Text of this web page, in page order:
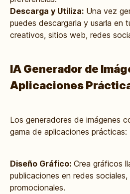
Descarga y Utiliza: Una vez
puedes descargarla y usarla en
creativos, sitios web, redes
IA Generador de
Aplicaciones
Los generadores de imágenes
gama de aplicaciones prácticas:
Diseño Gráfico: Crea gráficos
publicaciones en redes
promocionales.